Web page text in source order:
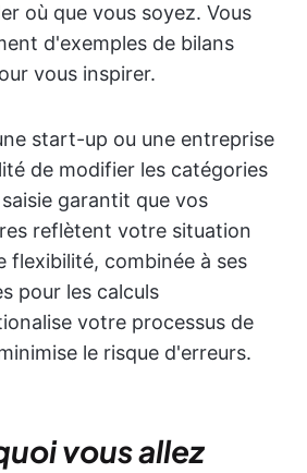
où que vous soyez. Vous
d'exemples de bilans
vous inspirer.
start-up ou une entreprise
de modifier les catégories
garantit que vos
reflètent votre situation
flexibilité, combinée à ses
pour les calculs
votre processus de
le risque d'erreurs.
vous allez